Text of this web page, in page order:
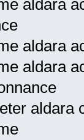
aldara
aldara
aldara
aldara